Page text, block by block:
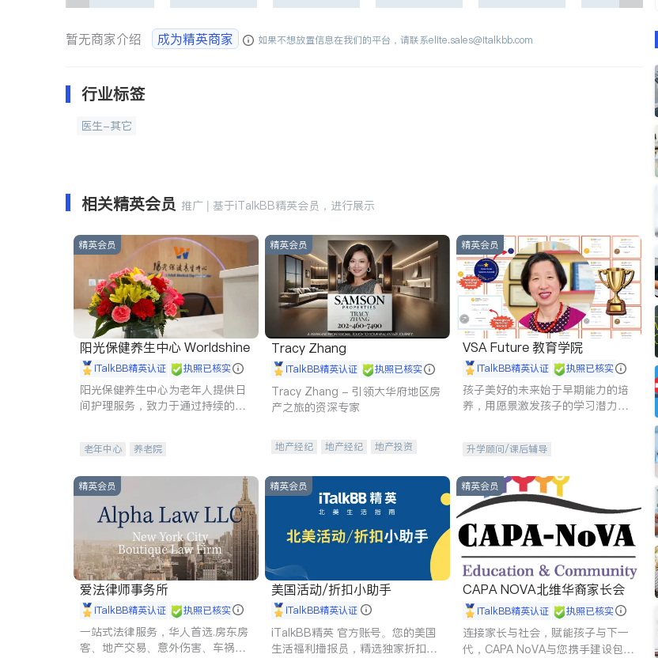
暂无商家介绍 成为精英商家 如果不想放置信息在我们的平台，请联系elite.sales@italkbb.com
行业标签
医生-其它
相关精英会员 推广 | 基于iTalkBB精英会员，进行展示
精英会员
阳光保健养生中心 Worldshine
iTalkBB精英认证 执照已核实
阳光保健养生中心为老年人提供日
间护理服务，致力于通过持续的护
老年中心 养老院
精英会员
Tracy Zhang
iTalkBB精英认证 执照已核实
Tracy Zhang - 引领大华府地区房
产之旅的资深专家
地产经纪 地产经纪
地产投资
精英会员
VSA Future 教育学院
iTalkBB精英认证 执照已核实
孩子美好的未来始于早期能力的培
养，用愿景激发孩子的学习潜力和
升学顾问/课后辅导
精英会员
爱法律师事务所
iTalkBB精英认证 执照已核实
一站式法律服务，华人首选.房东房
客、地产交易、意外伤害、车祸重
精英会员
美国活动/折扣小助手
iTalkBB精英认证
iTalkBB精英 官方账号。您的美国
生活福利播报员，精选独家折扣、
精英会员
CAPA NOVA北维华裔家长会
iTalkBB精英认证 执照已核实
连接家长与社会，赋能孩子与下一
代，CAPA NoVA与您携手建设包